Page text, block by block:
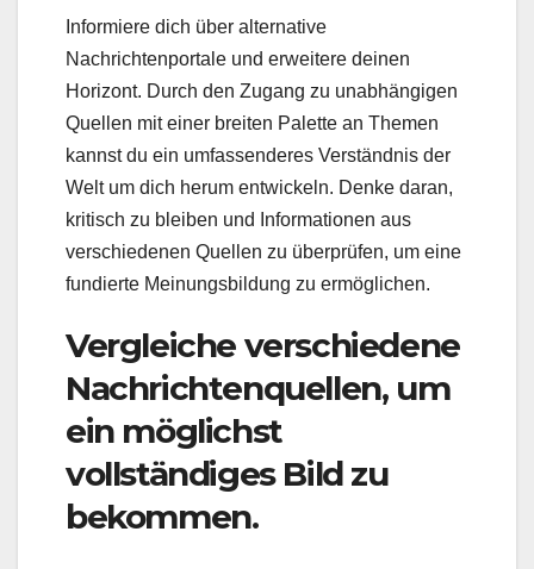
Informiere dich über alternative
Nachrichtenportale und erweitere deinen
Horizont. Durch den Zugang zu unabhängigen
Quellen mit einer breiten Palette an Themen
kannst du ein umfassenderes Verständnis der
Welt um dich herum entwickeln. Denke daran,
kritisch zu bleiben und Informationen aus
verschiedenen Quellen zu überprüfen, um eine
fundierte Meinungsbildung zu ermöglichen.
Vergleiche verschiedene
Nachrichtenquellen, um
ein möglichst
vollständiges Bild zu
bekommen.